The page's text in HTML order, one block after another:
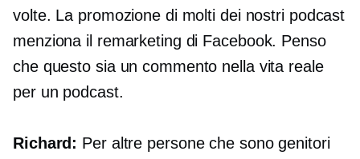
volte. La promozione di molti dei nostri podcast
menziona il remarketing di Facebook. Penso
che questo sia un commento nella vita reale
per un podcast.
Richard: Per altre persone che sono genitori